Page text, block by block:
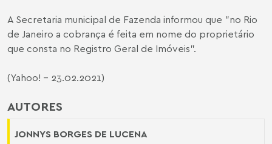
AUTORES
JONNYS BORGES DE LUCENA
A Secretaria municipal de Fazenda informou que "no Rio
de Janeiro a cobrança é feita em nome do proprietário
que consta no Registro Geral de Imóveis".
(Yahoo! - 23.02.2021)